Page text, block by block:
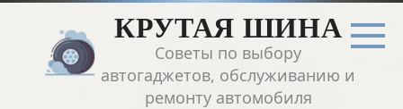
Перейти
контенту
КРУТАЯ ШИНА
Советы по выбору
автогаджетов, обслуживанию и
ремонту автомобиля